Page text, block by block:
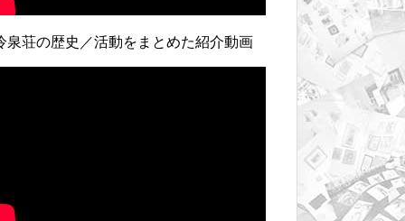
泉荘の歴史／活動をまとめた紹介動画